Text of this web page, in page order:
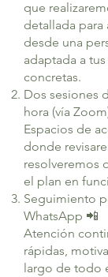
que
detallada para
desde una
adaptada a
concretas.
Dos sesiones
hora (vía
Espacios de
donde
resolveremos
el plan en
Seguimiento
WhatsApp 📲
Atención
rápidas,
largo de todo